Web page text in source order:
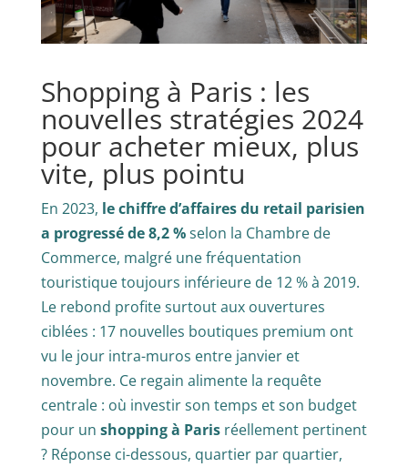
Shopping à Paris : les
nouvelles stratégies 2024
pour acheter mieux, plus
vite, plus pointu
En 2023, le chiffre d’affaires du retail parisien
a progressé de 8,2 %selon la Chambre de
Commerce, malgré une fréquentation
touristique toujours inférieure de 12 % à 2019.
Le rebond profite surtout aux ouvertures
ciblées : 17 nouvelles boutiques premium ont
vu le jour intra-muros entre janvier et
novembre. Ce regain alimente la requête
centrale : où investir son temps et son budget
pour un shopping à Parisréellement pertinent
? Réponse ci-dessous, quartier par quartier,